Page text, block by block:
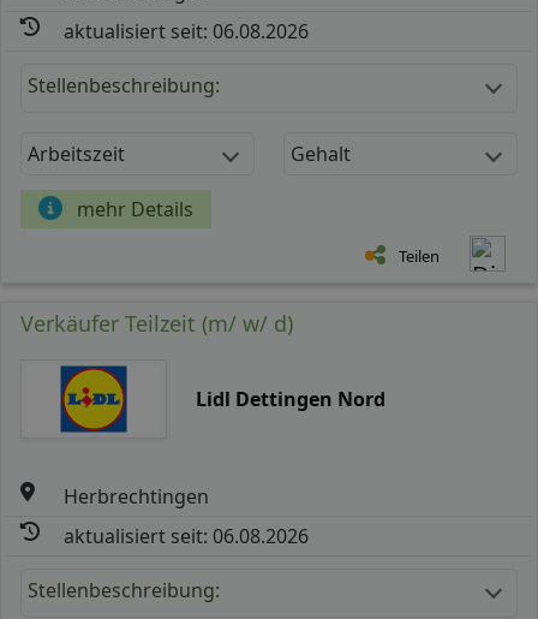
aktualisiert seit: 06.08.2026
Stellenbeschreibung:
Arbeitszeit Gehalt
mehr Details
Teilen
Verkäufer Teilzeit (m/ w/ d)
Lidl Dettingen Nord
Herbrechtingen
aktualisiert seit: 06.08.2026
Stellenbeschreibung: